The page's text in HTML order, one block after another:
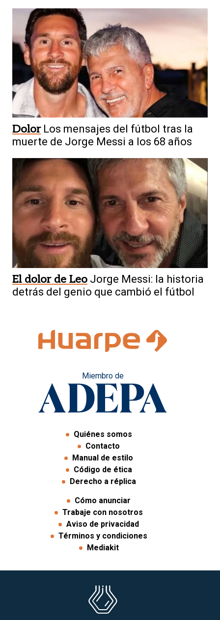
Dolor Los mensajes del fútbol tras la
muerte de Jorge Messi a los 68 años
El dolor de Leo Jorge Messi: la historia
detrás del genio que cambió el fútbol
Miembro de
Quiénes somos
Contacto
Manual de estilo
Código de ética
Derecho a réplica
Cómo anunciar
Trabaje con nosotros
Aviso de privacidad
Términos y condiciones
Mediakit